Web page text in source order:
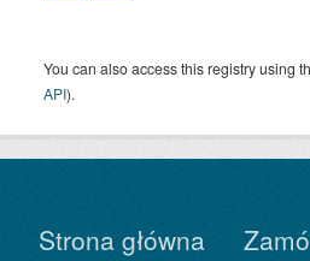
You can also access this registry using
API).
Strona główna